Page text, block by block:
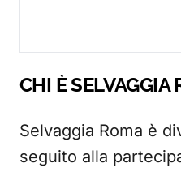
CHI È SELVAGGIA
Selvaggia Roma è
seguito alla